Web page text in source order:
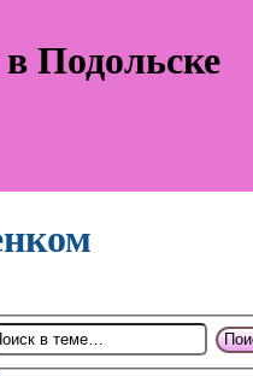
Подольске